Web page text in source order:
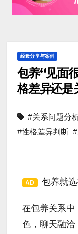
经验分享与案例
包养“见面
格差异还是
#关系问题分
#性格差异判断,
AD 包养就选
在包养关系中
色，聊天融洽